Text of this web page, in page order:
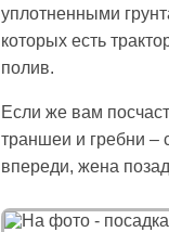
уплотненными
которых есть
полив.
Если же вам
траншеи и гребни –
впереди, жена